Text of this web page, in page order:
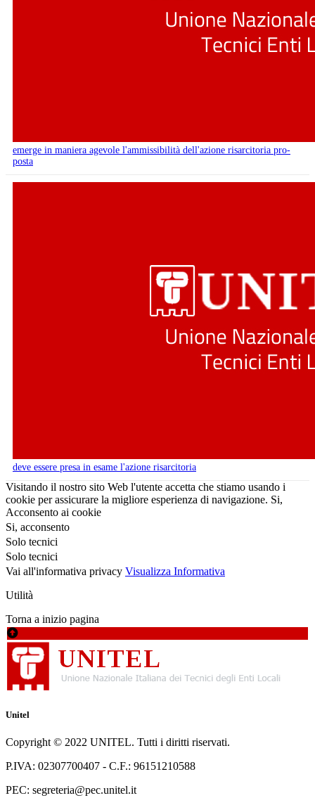
emerge in maniera agevole l'ammissibilità dell'azione risarcitoria pro-
posta
deve essere presa in esame l'azione risarcitoria
Visitando il nostro sito Web l'utente accetta che stiamo usando i
cookie per assicurare la migliore esperienza di navigazione. Si,
Acconsento ai cookie
Si, acconsento
Solo tecnici
Solo tecnici
Vai all'informativa privacy Visualizza Informativa
Utilità
Torna a inizio pagina
Unitel
Copyright © 2022 UNITEL. Tutti i diritti riservati.
P.IVA: 02307700407 - C.F.: 96151210588
PEC: segreteria@pec.unitel.it